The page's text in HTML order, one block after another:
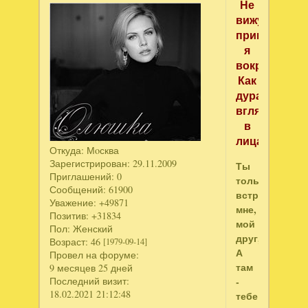
Откуда: Мoсква
Зарегистрирован: 29.11.2009
Приглашений: 0
Сообщений: 61900
Уважение: +49871
Позитив: +31834
Пол: Женский
Возраст: 46 [1979-09-14]
Провел на форуме:
9 месяцев 25 дней
Последний визит:
18.02.2021 21:12:48
Не
вижу
принцев
я
вокруг.
Как
дура,
в
лица.
Ты
только
встреться
мне,
мой
друг,
А
там
-
тебе